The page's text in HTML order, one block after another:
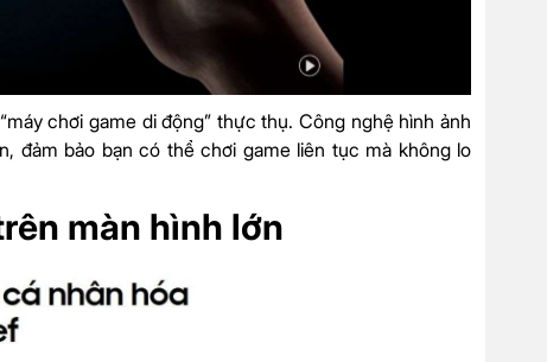
chơi game di động” thực thụ. Công nghệ hình ảnh
đảm bảo bạn có thể chơi game liên tục mà không lo
màn hình lớn